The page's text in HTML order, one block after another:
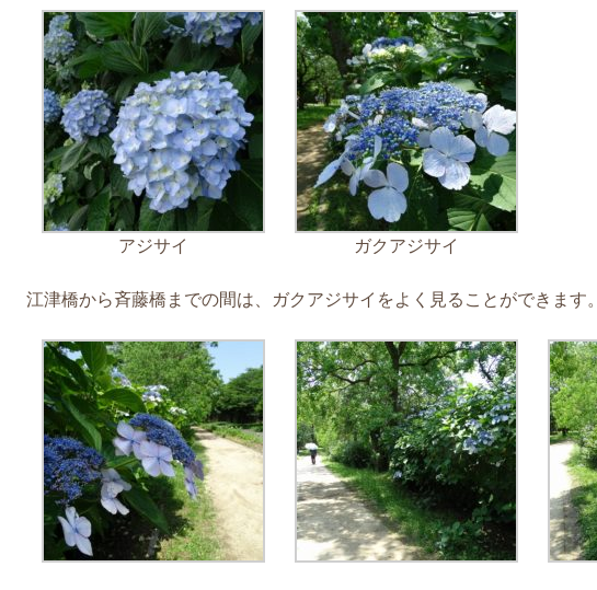
アジサイ ガクアジサイ
江津橋から斉藤橋までの間は、ガクアジサイをよく見ることができます。